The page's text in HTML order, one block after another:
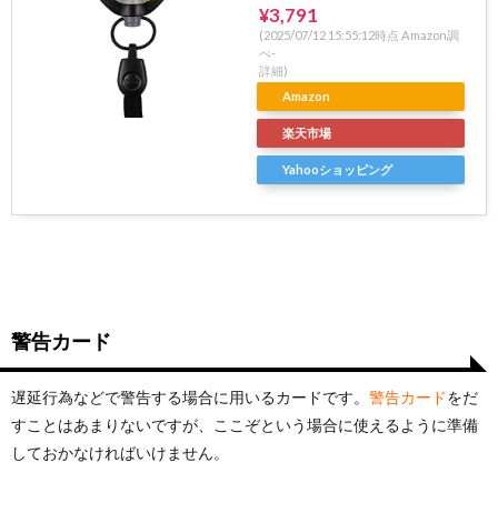
¥3,791
(2025/07/12 15:55:12時点 Amazon調
べ-
詳細)
Amazon
楽天市場
Yahooショッピング
警告カード
遅延行為などで警告する場合に用いるカードです。 警告カードをだ
すことはあまりないですが、ここぞという場合に使えるように準備
しておかなければいけません。